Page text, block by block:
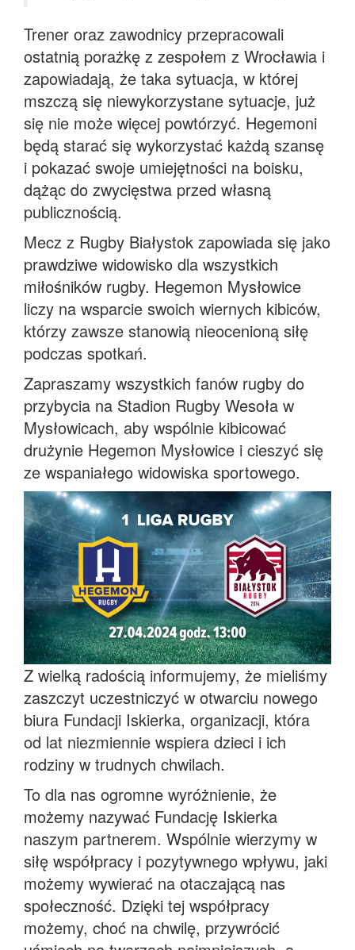
Trener oraz zawodnicy przepracowali
ostatnią porażkę z zespołem z Wrocławia i
zapowiadają, że taka sytuacja, w której
mszczą się niewykorzystane sytuacje, już
się nie może więcej powtórzyć. Hegemoni
będą starać się wykorzystać każdą szansę
i pokazać swoje umiejętności na boisku,
dążąc do zwycięstwa przed własną
publicznością.
Mecz z Rugby Białystok zapowiada się jako
prawdziwe widowisko dla wszystkich
miłośników rugby. Hegemon Mysłowice
liczy na wsparcie swoich wiernych kibiców,
którzy zawsze stanowią nieocenioną siłę
podczas spotkań.
Zapraszamy wszystkich fanów rugby do
przybycia na Stadion Rugby Wesoła w
Mysłowicach, aby wspólnie kibicować
drużynie Hegemon Mysłowice i cieszyć się
ze wspaniałego widowiska sportowego.
Z wielką radością informujemy, że mieliśmy
zaszczyt uczestniczyć w otwarciu nowego
biura Fundacji Iskierka, organizacji, która
od lat niezmiennie wspiera dzieci i ich
rodziny w trudnych chwilach.
To dla nas ogromne wyróżnienie, że
możemy nazywać Fundację Iskierka
naszym partnerem. Wspólnie wierzymy w
siłę współpracy i pozytywnego wpływu, jaki
możemy wywierać na otaczającą nas
społeczność. Dzięki tej współpracy
możemy, choć na chwilę, przywrócić